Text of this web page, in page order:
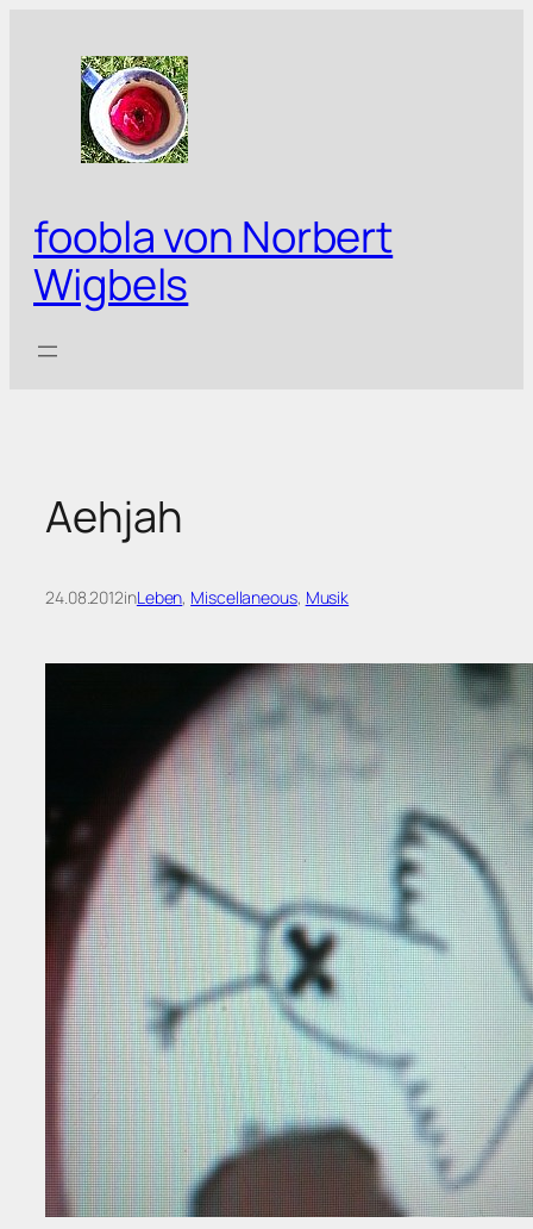
springen
foobla von Norbert
Wigbels
Aehjah
24.08.2012inLeben, Miscellaneous, Musik